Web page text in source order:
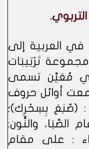
العربية إلى
تَرْتِيبَات
مُعَيَّن تسمى
أوائل حروف
(صُنِعَ بِسِحْرِك)؛
والنُّون:
: على مقام